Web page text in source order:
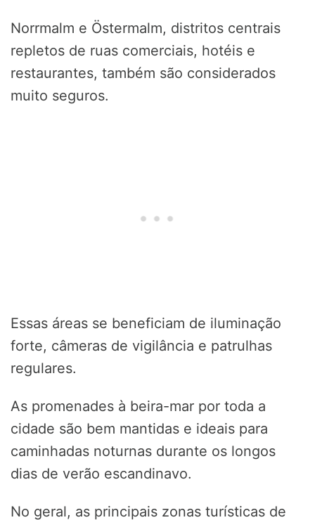
Norrmalm e Östermalm, distritos centrais
repletos de ruas comerciais, hotéis e
restaurantes, também são considerados
muito seguros.
Essas áreas se beneficiam de iluminação
forte, câmeras de vigilância e patrulhas
regulares.
As promenades à beira-mar por toda a
cidade são bem mantidas e ideais para
caminhadas noturnas durante os longos
dias de verão escandinavo.
No geral, as principais zonas turísticas de